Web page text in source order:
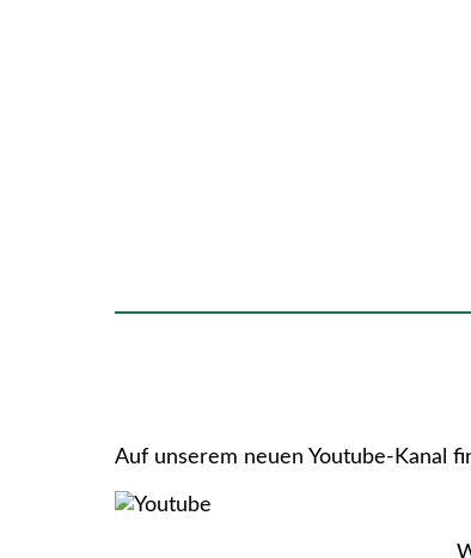
Auf unserem neuen Youtube-Kanal